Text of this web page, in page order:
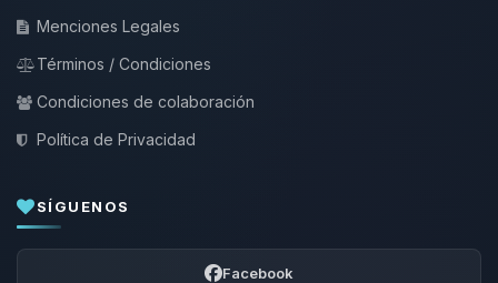
Menciones Legales
Términos / Condiciones
Condiciones de colaboración
Política de Privacidad
SÍGUENOS
Facebook